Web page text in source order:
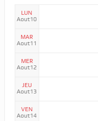
LUN
Aout10
MAR
Aout11
MER
Aout12
JEU
Aout13
VEN
Aout14